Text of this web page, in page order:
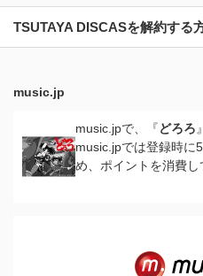
TSUTAYA DISCASを解約する
music.jp
music.jpで、『どろろ 』
music.jpでは登録時に
め、ポイントを消費し